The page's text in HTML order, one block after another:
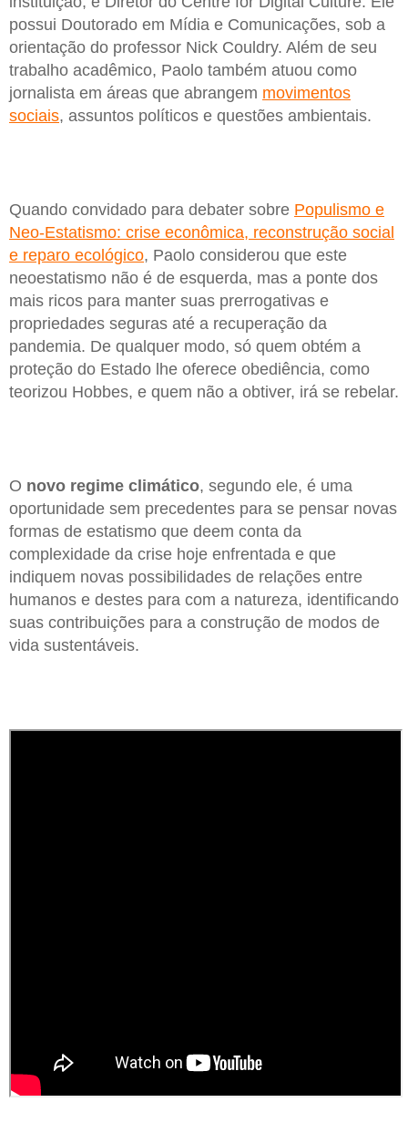
possui Doutorado em Mídia e Comunicações, sob a
orientação do professor Nick Couldry. Além de seu
trabalho acadêmico, Paolo também atuou como
jornalista em áreas que abrangem movimentos
sociais, assuntos políticos e questões ambientais.
Quando convidado para debater sobre Populismo e
Neo-Estatismo: crise econômica, reconstrução social
e reparo ecológico, Paolo considerou que este
neoestatismo não é de esquerda, mas a ponte dos
mais ricos para manter suas prerrogativas e
propriedades seguras até a recuperação da
pandemia. De qualquer modo, só quem obtém a
proteção do Estado lhe oferece obediência, como
teorizou Hobbes, e quem não a obtiver, irá se rebelar.
O novo regime climático, segundo ele, é uma
oportunidade sem precedentes para se pensar novas
formas de estatismo que deem conta da
complexidade da crise hoje enfrentada e que
indiquem novas possibilidades de relações entre
humanos e destes para com a natureza, identificando
suas contribuições para a construção de modos de
vida sustentáveis.